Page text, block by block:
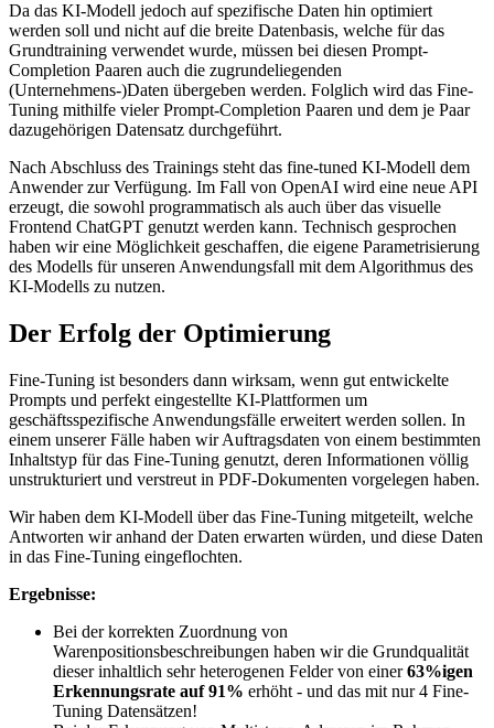
Da das KI-Modell jedoch auf spezifische Daten hin optimiert
werden soll und nicht auf die breite Datenbasis, welche für das
Grundtraining verwendet wurde, müssen bei diesen Prompt-
Completion Paaren auch die zugrundeliegenden
(Unternehmens-)Daten übergeben werden. Folglich wird das Fine-
Tuning mithilfe vieler Prompt-Completion Paaren und dem je Paar
dazugehörigen Datensatz durchgeführt.
Nach Abschluss des Trainings steht das fine-tuned KI-Modell dem
Anwender zur Verfügung. Im Fall von OpenAI wird eine neue API
erzeugt, die sowohl programmatisch als auch über das visuelle
Frontend ChatGPT genutzt werden kann. Technisch gesprochen
haben wir eine Möglichkeit geschaffen, die eigene Parametrisierung
des Modells für unseren Anwendungsfall mit dem Algorithmus des
KI-Modells zu nutzen.
Der Erfolg der Optimierung
Fine-Tuning ist besonders dann wirksam, wenn gut entwickelte
Prompts und perfekt eingestellte KI-Plattformen um
geschäftsspezifische Anwendungsfälle erweitert werden sollen. In
einem unserer Fälle haben wir Auftragsdaten von einem bestimmten
Inhaltstyp für das Fine-Tuning genutzt, deren Informationen völlig
unstrukturiert und verstreut in PDF-Dokumenten vorgelegen haben.
Wir haben dem KI-Modell über das Fine-Tuning mitgeteilt, welche
Antworten wir anhand der Daten erwarten würden, und diese Daten
in das Fine-Tuning eingeflochten.
Ergebnisse:
Bei der korrekten Zuordnung von
Warenpositionsbeschreibungen haben wir die Grundqualität
dieser inhaltlich sehr heterogenen Felder von einer63%igen
Erkennungsrate auf 91% erhöht - und das mit nur 4 Fine-
Tuning Datensätzen!